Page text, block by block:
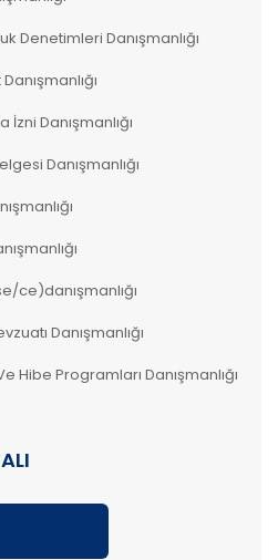
Denetimleri Danışmanlığı
İzni Danışmanlığı
Danışmanlığı
ce)danışmanlığı
Danışmanlığı
Hibe Programları Danışmanlığı